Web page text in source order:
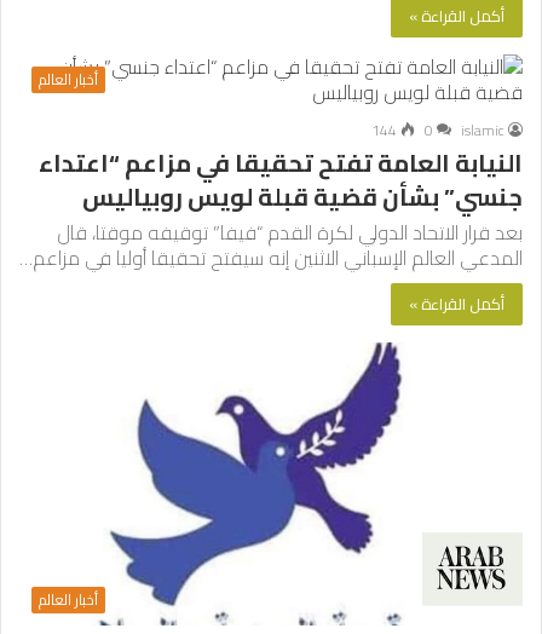
أكمل القراءة »
أخبار العالم
islamic
0
144
النيابة العامة تفتح تحقيقا في مزاعم “اعتداء
جنسي” بشأن قضية قبلة لويس روبياليس
بعد قرار الاتحاد الدولي لكرة القدم “فيفا” توقيفه موقتا، قال
المدعي العالم الإسباني الاثنين إنه سيفتح تحقيقا أوليا في مزاعم…
أكمل القراءة »
أخبار العالم